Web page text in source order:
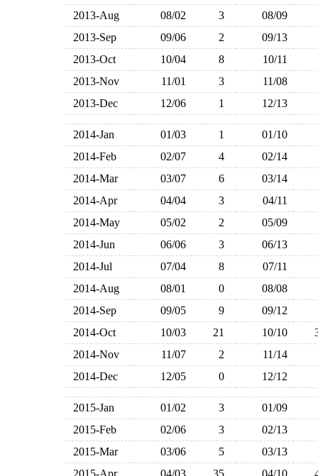
2013-Aug
08/02 3
08/09
2013-Sep
09/06 2
09/13
2013-Oct
10/04 8
10/11
2013-Nov
11/01 3
11/08
2013-Dec
12/06 1 12/13
2014-Jan 01/03 1
01/10
2014-Feb
02/07 4
02/14
2014-Mar
03/07 6
03/14
2014-Apr
04/04 3
04/11
2014-May
05/02 2
05/09
2014-Jun
06/06 3
06/13
2014-Jul
07/04 8
07/11
2014-Aug
08/01 0
08/08
2014-Sep
09/05 9
09/12
2014-Oct
10/03 21 10/10
2014-Nov
11/07 2
11/14
2014-Dec
12/05 0 12/12
2015-Jan 01/02 3
01/09
2015-Feb
02/06 3
02/13
2015-Mar
03/06 5
03/13
2015-Apr
04/03 35 04/10